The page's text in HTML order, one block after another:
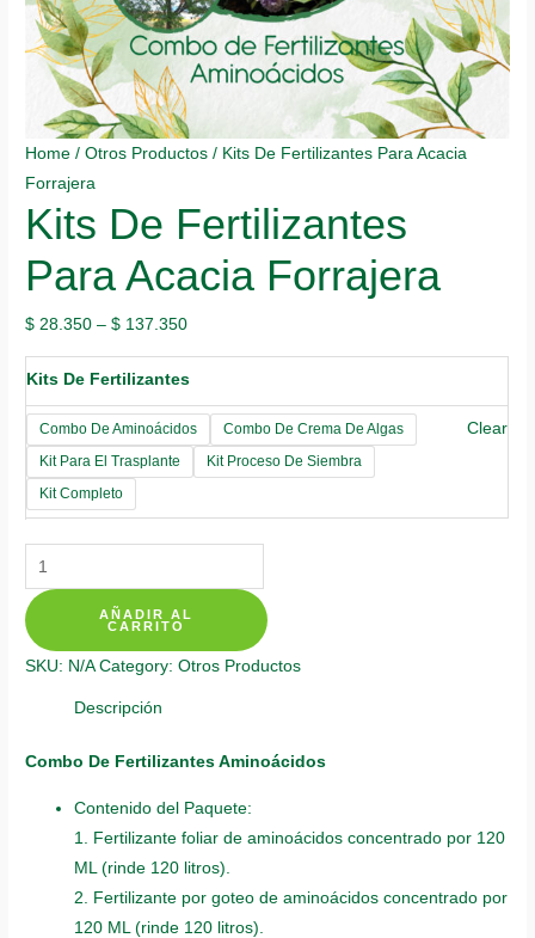
Home /Otros Productos / Kits De Fertilizantes Para Acacia
Forrajera
Kits De Fertilizantes
Para Acacia Forrajera
$ 28.350 –$ 137.350
Kits De Fertilizantes
Combo De Aminoácidos
Combo De Crema De Algas
Kit Para El Trasplante
Kit Proceso De Siembra
Kit Completo
Clear
Kits
De
Fertilizantes
Para
Acacia
Forrajera
AÑADIR AL
CARRITO
SKU: N/A Category:Otros Productos
Descripción
Combo De Fertilizantes Aminoácidos
Contenido del Paquete:
1. Fertilizante foliar de aminoácidos concentrado por 120
ML (rinde 120 litros).
2. Fertilizante por goteo de aminoácidos concentrado por
120 ML (rinde 120 litros).